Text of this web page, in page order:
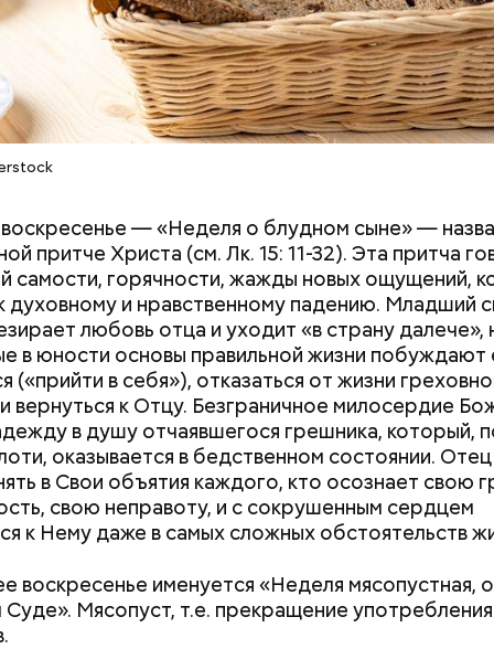
— «Неделя о блудном сыне» —
притче Христа (см. Лк. 15: 11-32). Эта притча
самости, горячности, жажды новых ощущений,
духовному и нравственному падению. Младший
любовь отца и уходит «в страну далече»,
в юности основы правильной жизни побуждают
(«прийти в себя»), отказаться от жизни
вернуться к Отцу. Безграничное милосердие
в душу отчаявшегося грешника, который,
оказывается в бедственном состоянии.
в Свои объятия каждого, кто осознает свою
свою неправоту, и с сокрушенным сердцем
к Нему даже в самых сложных обстоятельств
воскресенье именуется «Неделя мясопустная, о
Мясопуст, т.е. прекращение
из кабачков
диабетом;
обстоят дела с гендерными
труда в России
критики